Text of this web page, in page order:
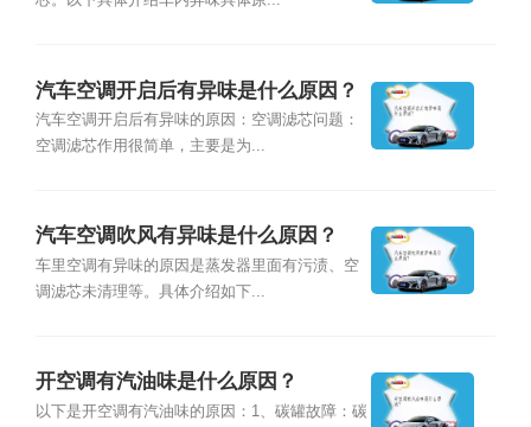
汽车空调开启后有异味是什么原因？
汽车空调开启后有异味的原因：空调滤芯问题：
空调滤芯作用很简单，主要是为...
汽车空调吹风有异味是什么原因？
车里空调有异味的原因是蒸发器里面有污渍、空
调滤芯未清理等。具体介绍如下...
开空调有汽油味是什么原因？
以下是开空调有汽油味的原因：1、碳罐故障：碳